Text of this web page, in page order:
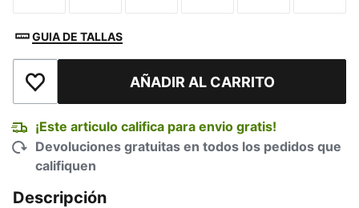
GUIA DE TALLAS
Añadir a la lista de deseosAÑADIR AL CARRITO
¡Este articulo califica para envio gratis!
Devoluciones gratuitas en todos los pedidos que
califiquen
Descripción